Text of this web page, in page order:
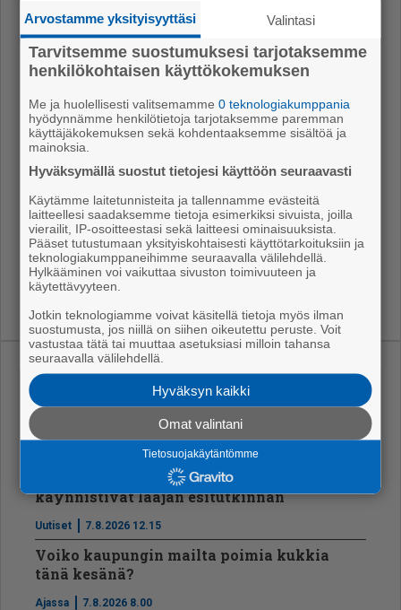
gril­li­ko­ta, puu­cee ja puu­va­ja. Alu­een koko on noin 3,2
heh­taa­ria ja se si­jait­see Si­pin­tien var­rel­la lä­hel­lä vir­
kis­tys­ho­tel­lia, An­na Vie­non­hei­mo sel­vit­tää.
Po­rin en­sim­mäi­nen koi­ra­met­sä avat­tiin jo­kin ai­ka
sit­ten Vi­as­ve­del­le. Sii­tä ker­to­vaan jut­tuun pää­set al­
la ole­vas­ta lin­kis­tä:
https://www.sv24.fi/ajas­sa/koi­ra­met­sal­le-ol­lut-ti­
laus­ta-po­ris­sa-6.139.132541.49674843b0
Testi1
Uusimmat
Vt8:lle uusi asfaltti Tikkula-Hyvelä välille
7.8.2026 12.25
Ikäihmisille kaupatut ilmanvaihtopalvelut
käynnistivät laajan esitutkinnan
Uutiset 7.8.2026 12.15
Voiko kaupungin mailta poimia kukkia
tänä kesänä?
Ajassa 7.8.2026 8.00
Arvostamme yksityisyyttäsi Valintasi
Tarvitsemme suostumuksesi tarjotaksemme
henkilökohtaisen käyttökokemuksen
Me ja huolellisesti valitsemamme0 teknologiakumppania
hyödynnämme henkilötietoja tarjotaksemme paremman
käyttäjäkokemuksen sekä kohdentaaksemme sisältöä ja
mainoksia.
Hyväksymällä suostut tietojesi käyttöön seuraavasti
Käytämme laitetunnisteita ja tallennamme evästeitä
laitteellesi saadaksemme tietoja esimerkiksi sivuista, joilla
vierailit, IP-osoitteestasi sekä laitteesi ominaisuuksista.
Pääset tutustumaan yksityiskohtaisesti käyttötarkoituksiin ja
teknologiakumppaneihimme seuraavalla välilehdellä.
Hylkääminen voi vaikuttaa sivuston toimivuuteen ja
käytettävyyteen.
Jotkin teknologiamme voivat käsitellä tietoja myös ilman
suostumusta, jos niillä on siihen oikeutettu peruste. Voit
vastustaa tätä tai muuttaa asetuksiasi milloin tahansa
seuraavalla välilehdellä.
Hyväksyn kaikki
Omat valintani
Tietosuojakäytäntömme